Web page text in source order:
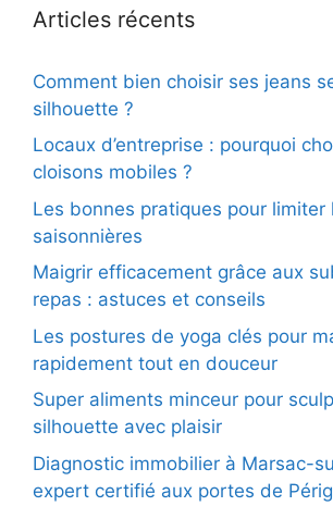
Articles récents
Comment bien choisir ses jeans
silhouette ?
Locaux d’entreprise : pourquoi
cloisons mobiles ?
Les bonnes pratiques pour limiter
saisonnières
Maigrir efficacement grâce aux
repas : astuces et conseils
Les postures de yoga clés pour
rapidement tout en douceur
Super aliments minceur pour
silhouette avec plaisir
Diagnostic immobilier à Marsac-
expert certifié aux portes de